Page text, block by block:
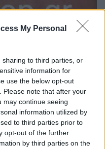
My Personal
to third parties, or
information for
use the below opt-out
Please note that after your
may continue seeing
information utilized by
to third parties prior to
opt-out of the further
by third parties on the